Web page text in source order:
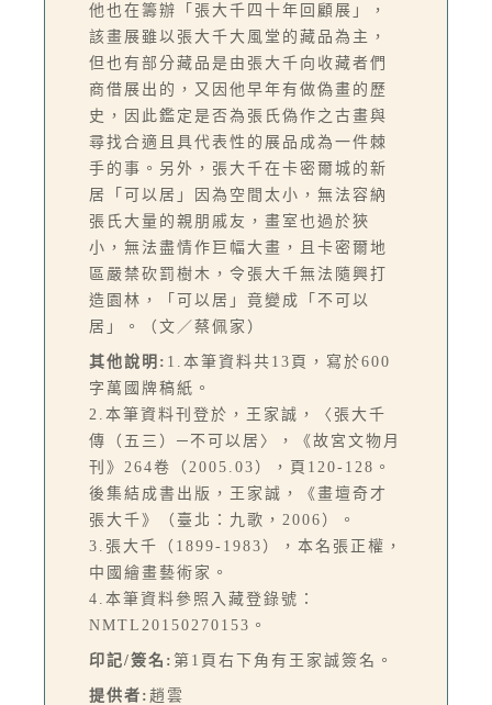
他也在籌辦「張大千四十年回顧展」，
該畫展雖以張大千大風堂的藏品為主，
但也有部分藏品是由張大千向收藏者們
商借展出的，又因他早年有做偽畫的歷
史，因此鑑定是否為張氏偽作之古畫與
尋找合適且具代表性的展品成為一件棘
手的事。另外，張大千在卡密爾城的新
居「可以居」因為空間太小，無法容納
張氏大量的親朋戚友，畫室也過於狹
小，無法盡情作巨幅大畫，且卡密爾地
區嚴禁砍罰樹木，令張大千無法隨興打
造園林，「可以居」竟變成「不可以
居」。（文／蔡佩家）
其他說明: 1.本筆資料共13頁，寫於600
字萬國牌稿紙。
2.本筆資料刊登於，王家誠，〈張大千
傳（五三）─不可以居〉，《故宮文物月
刊》264卷（2005.03），頁120-128。
後集結成書出版，王家誠，《畫壇奇才
張大千》（臺北：九歌，2006）。
3.張大千（1899-1983），本名張正權，
中國繪畫藝術家。
4.本筆資料參照入藏登錄號：
NMTL20150270153。
印記/簽名: 第1頁右下角有王家誠簽名。
提供者: 趙雲